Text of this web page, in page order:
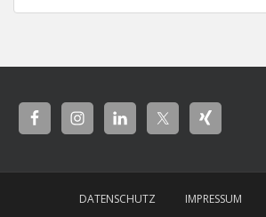
DATENSCHUTZ IMPRESSUM